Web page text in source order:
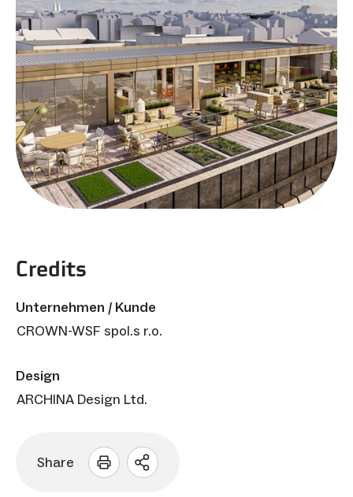
Credits
Unternehmen / Kunde
CROWN-WSF spol.s r.o.
Design
ARCHINA Design Ltd.
Share
Sharing